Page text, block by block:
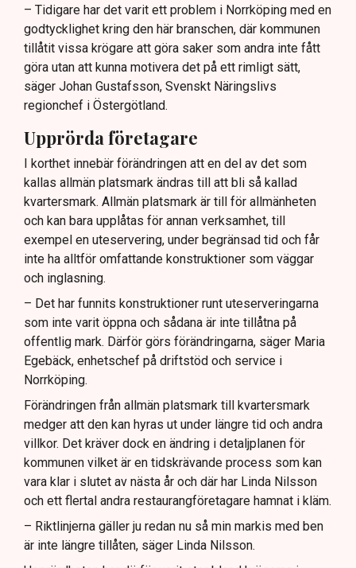
– Tidigare har det varit ett problem i Norrköping med en
godtycklighet kring den här branschen, där kommunen
tillåtit vissa krögare att göra saker som andra inte fått
göra utan att kunna motivera det på ett rimligt sätt,
säger Johan Gustafsson, Svenskt Näringslivs
regionchef i Östergötland.
Upprörda företagare
I korthet innebär förändringen att en del av det som
kallas allmän platsmark ändras till att bli så kallad
kvartersmark. Allmän platsmark är till för allmänheten
och kan bara upplåtas för annan verksamhet, till
exempel en uteservering, under begränsad tid och får
inte ha alltför omfattande konstruktioner som väggar
och inglasning.
– Det har funnits konstruktioner runt uteserveringarna
som inte varit öppna och sådana är inte tillåtna på
offentlig mark. Därför görs förändringarna, säger Maria
Egebäck, enhetschef på driftstöd och service i
Norrköping.
Förändringen från allmän platsmark till kvartersmark
medger att den kan hyras ut under längre tid och andra
villkor. Det kräver dock en ändring i detaljplanen för
kommunen vilket är en tidskrävande process som kan
vara klar i slutet av nästa år och där har Linda Nilsson
och ett flertal andra restaurangföretagare hamnat i kläm.
– Riktlinjerna gäller ju redan nu så min markis med ben
är inte längre tillåten, säger Linda Nilsson.